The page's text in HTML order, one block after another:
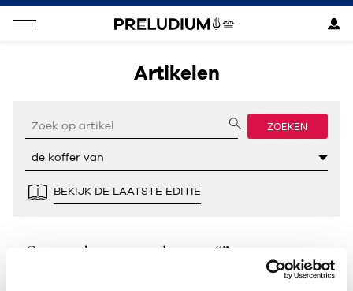
Artikelen
ZOEKEN
BEKIJK DE LAATSTE EDITIE
Geen resultaten gevonden voor “”.